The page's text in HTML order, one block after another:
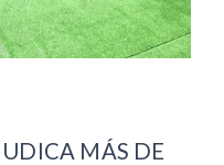
MÁS DE